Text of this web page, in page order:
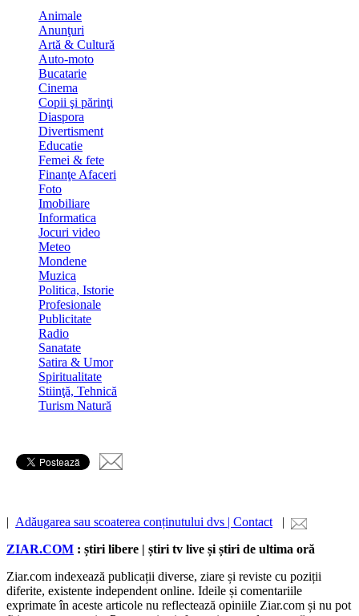
Animale
Anunţuri
Artă & Cultură
Auto-moto
Bucatarie
Cinema
Copii şi părinţi
Diaspora
Divertisment
Educatie
Femei & fete
Finanţe Afaceri
Foto
Imobiliare
Informatica
Jocuri video
Meteo
Mondene
Muzica
Politica, Istorie
Profesionale
Publicitate
Radio
Sanatate
Satira & Umor
Spiritualitate
Stiinţă, Tehnică
Turism Natură
| Adăugarea sau scoaterea conținutului dvs | Contact|
ZIAR.COM : știri libere | știri tv live și știri de ultima oră
Ziar.com indexează publicații diverse, ziare și reviste cu poziții
diferite, existente independent online. Ideile și comentariile
exprimate în aceste articole nu reflectează opiniile Ziar.com și nu pot